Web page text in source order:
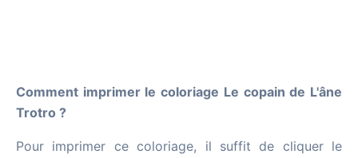
Comment imprimer le coloriage Le copain de L'âne
Trotro ?
Pour imprimer ce coloriage, il suffit de cliquer le